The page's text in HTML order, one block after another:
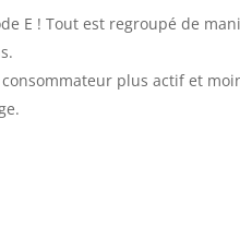
E ! Tout est regroupé de
plus actif et